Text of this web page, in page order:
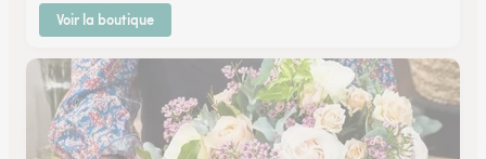
Voir la boutique